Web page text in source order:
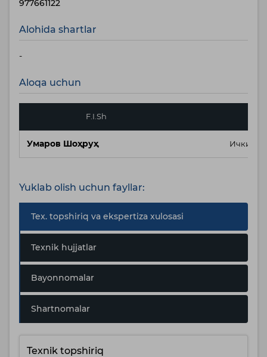
977661122
Alohida shartlar
-
Aloqa uchun
F.I.Sh
Умаров Шоҳруҳ Ички
Yuklab olish uchun fayllar:
Tex. topshiriq va ekspertiza xulosasi
Texnik hujjatlar
Bayonnomalar
Shartnomalar
Texnik topshiriq